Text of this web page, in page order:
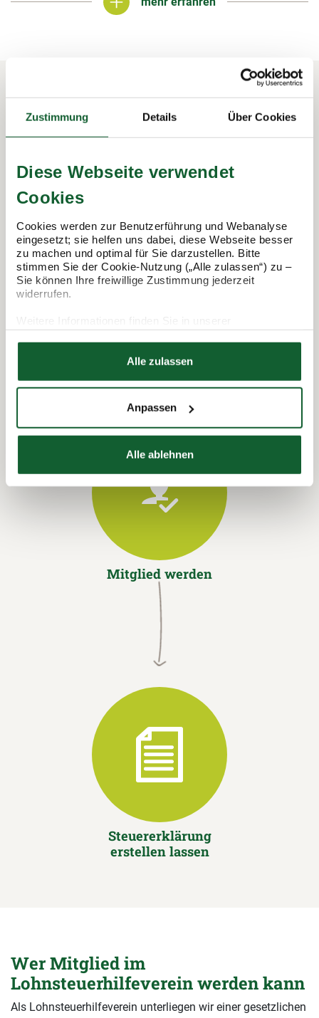
Zustimmung Details Über Cookies
Diese Webseite verwendet
Cookies
Cookies werden zur Benutzerführung und Webanalyse
eingesetzt; sie helfen uns dabei, diese Webseite besser
zu machen und optimal für Sie darzustellen. Bitte
stimmen Sie der Cookie-Nutzung („Alle zulassen“) zu –
Sie können Ihre freiwillige Zustimmung jederzeit
widerrufen.
Datenschutzerklärung
Hier finden Sie unser
Alle zulassen
Anpassen
Alle ablehnen
In 3 Schritten zur Steuererklärung.
So funktioniert's:
Mitglied werden
Steuererklärung
erstellen lassen
Wer Mitglied im
Lohnsteuerhilfeverein werden kann
Als Lohnsteuerhilfeverein unterliegen wir einer gesetzlichen